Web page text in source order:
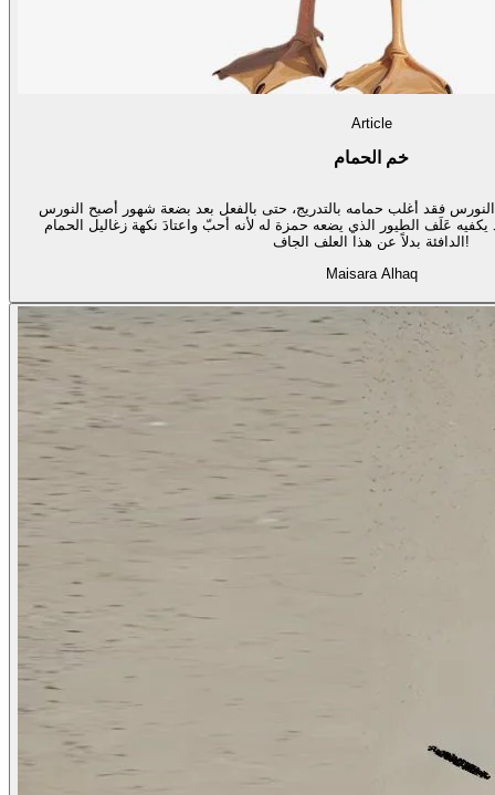
Article
خم الحمام
فقد أغلب حمامه بالتدريج، حتى بالفعل بعد بضعة شهور أصبح النورس
عَلَف الطيور الذي يضعه حمزة له لأنه أحبّ واعتادَ نكهة زغاليل الحمام
الدافئة بدلاً عن هذا العلف الجاف!
Maisara Alhaq